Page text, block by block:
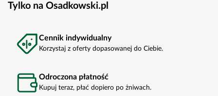
Tylko na Osadkowski.pl
Cennik indywidualny
Korzystaj z oferty dopasowanej do Ciebie.
Odroczona płatność
Kupuj teraz, płać dopiero po żniwach.